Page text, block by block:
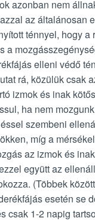
azonban nem
az általánosan
ténnyel, hogy a
a
elleni védő
rá, közülük csak
izmok és inak
ha nem
szembeni
míg a
az izmok és inak
együtt az
(Többek
esetén se
csak 1-2 napig